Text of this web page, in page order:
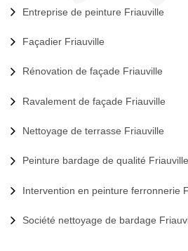
Entreprise de peinture Friauville
Façadier Friauville
Rénovation de façade Friauville
Ravalement de façade Friauville
Nettoyage de terrasse Friauville
Peinture bardage de qualité
Intervention en peinture ferronnerie
Société nettoyage de bardage